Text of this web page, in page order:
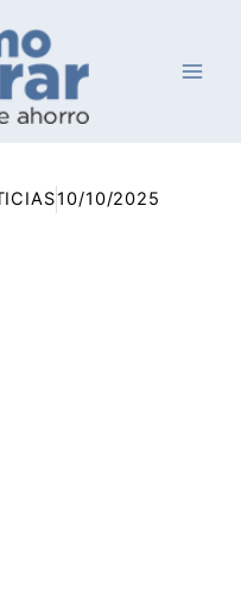
10/10/2025